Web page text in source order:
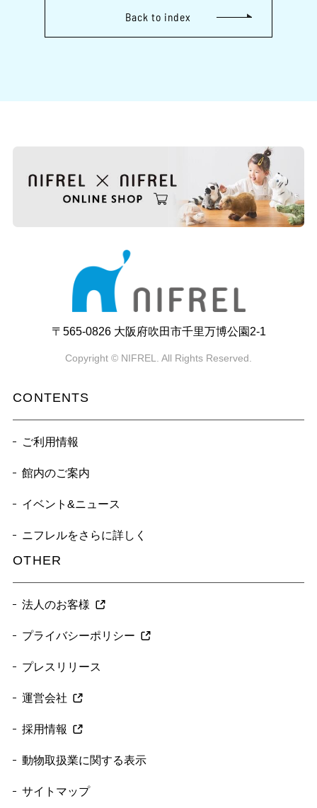
Back to index
〒565-0826 大阪府吹田市千里万博公園2-1
Copyright © NIFREL. All Rights Reserved.
CONTENTS
ご利用情報
館内のご案内
イベント&ニュース
ニフレルをさらに詳しく
OTHER
法人のお客様
プライバシーポリシー
プレスリリース
運営会社
採用情報
動物取扱業に関する表示
サイトマップ